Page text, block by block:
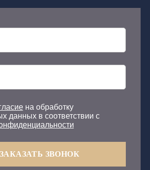
на обработку
данных в соответствии с
ЗАКАЗАТЬ ЗВОНОК